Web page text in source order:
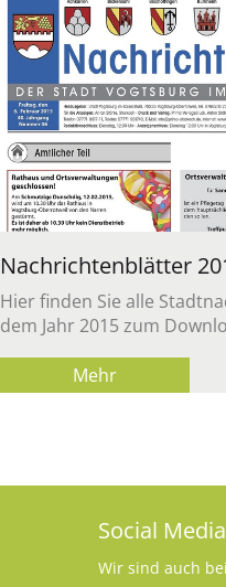
Nach­rich­ten­blät­ter
Hier fin­den Sie alle
dem Jahr 2015 zum
Mehr
Social Media
Wir sind auch bei